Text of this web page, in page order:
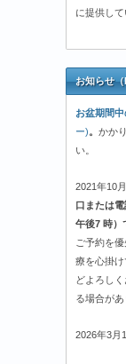
に提供して
お知らせ
お盆期間
ー)。 かか
い。
2021年10
口または
午後7 時）
ご予約を
療を心掛
どよろし
る場合があ
2026年3月